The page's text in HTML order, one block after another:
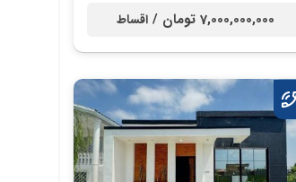
7,000,000,000 تومان / اقساط